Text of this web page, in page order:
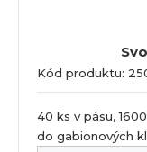
Kód produktu:
40 ks v pásu,
do gabionových